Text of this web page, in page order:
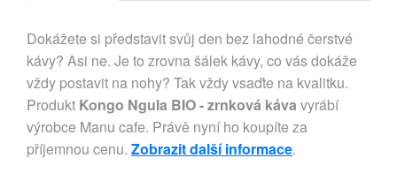
Dokážete si představit svůj den bez lahodné čerstvé
kávy? Asi ne. Je to zrovna šálek kávy, co vás dokáže
vždy postavit na nohy? Tak vždy vsaďte na kvalitku.
Produkt Kongo Ngula BIO - zrnková káva vyrábí
výrobce Manu cafe. Právě nyní ho koupíte za
příjemnou cenu. Zobrazit další informace.